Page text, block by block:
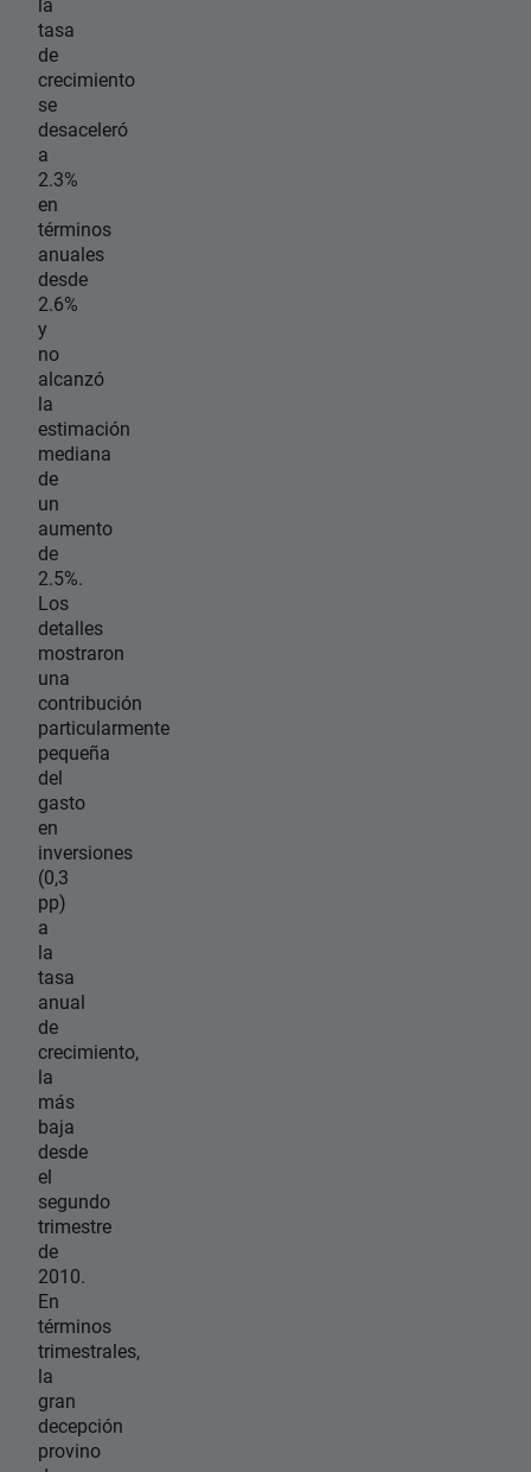
tasa
de
crecimiento
se
desaceleró
a
2.3%
en
términos
anuales
desde
2.6%
y
no
alcanzó
la
estimación
mediana
de
un
aumento
de
2.5%.
Los
detalles
mostraron
una
contribución
particularmente
pequeña
del
gasto
en
inversiones
(0,3
pp)
a
la
tasa
anual
de
crecimiento,
la
más
baja
desde
el
segundo
trimestre
de
2010.
En
términos
trimestrales,
la
gran
decepción
provino